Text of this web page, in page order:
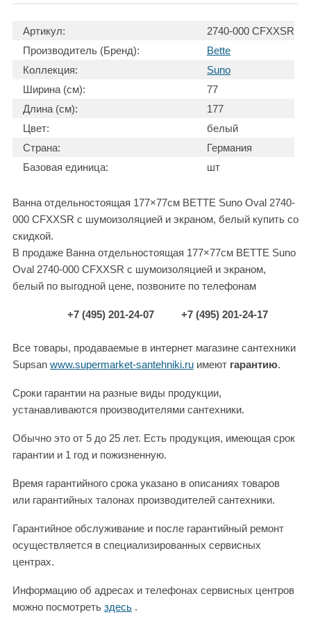
Артикул:
2740-000 CFXXSR
Производитель (Бренд):
Bette
Коллекция:
Suno
Ширина (см):
77
Длина (см):
177
Цвет:
белый
Страна:
Германия
Базовая единица:
шт
Ванна отдельностоящая 177×77см BETTE Suno Oval 2740-
000 CFXXSR с шумоизоляцией и экраном, белый купить со
скидкой.
В продаже Ванна отдельностоящая 177×77см BETTE Suno
Oval 2740-000 CFXXSR с шумоизоляцией и экраном,
белый по выгодной цене, позвоните по телефонам
+7 (495) 201-24-07 +7 (495) 201-24-17
Все товары, продаваемые в интернет магазине сантехники
Supsan www.supermarket-santehniki.ru имеют гарантию.
Сроки гарантии на разные виды продукции,
устанавливаются производителями сантехники.
Обычно это от 5 до 25 лет. Есть продукция, имеющая срок
гарантии и 1 год и пожизненную.
Время гарантийного срока указано в описаниях товаров
или гарантийных талонах производителей сантехники.
Гарантийное обслуживание и после гарантийный ремонт
осуществляется в специализированных сервисных
центрах.
Информацию об адресах и телефонах сервисных центров
можно посмотреть здесь .